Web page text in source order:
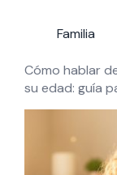
Familia
Cómo hablar
su edad: guía